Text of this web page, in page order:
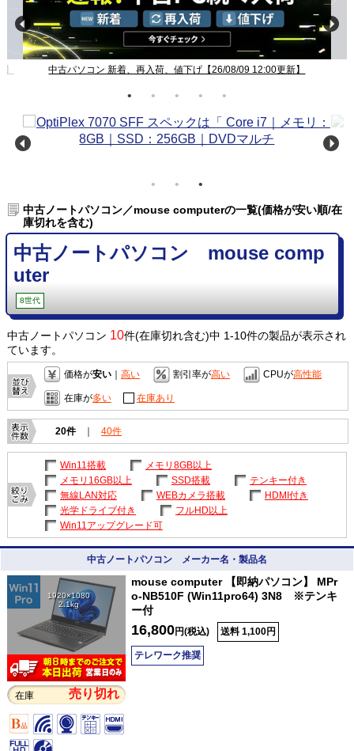
中古パソコン 新着、再入荷、値下げ【26/08/09 12:00更新】
中古ノートパソコン／mouse computerの一覧(価格が安い順/在
庫切れを含む)
中古ノートパソコン mouse comp
uter
8世代
中古ノートパソコン 10件(在庫切れ含む)中 1-10件の製品が表示され
ています。
価格が安い｜ 高い 割引率が高い CPUが高性能
在庫が多い 在庫あり
20件 ｜ 40件
Win11搭載
メモリ8GB以上
メモリ16GB以上
SSD搭載
テンキー付き
無線LAN対応
WEBカメラ搭載
HDMI付き
光学ドライブ付き
フルHD以上
Win11アップグレード可
中古ノートパソコン メーカー名・製品名
1920×1080
2.1kg
在庫 売り切れ
mouse computer 【即納パソコン】 MPr
o-NB510F (Win11pro64) 3N8 ※テンキ
ー付
16,800円(税込) 送料 1,100円
テレワーク推奨